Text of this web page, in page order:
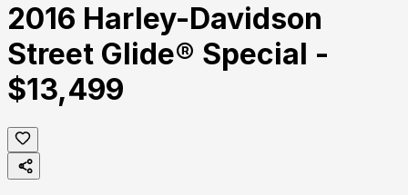
2016 Harley-Davidson
Street Glide® Special -
$13,499